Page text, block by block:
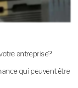
entreprise?
qui peuvent être